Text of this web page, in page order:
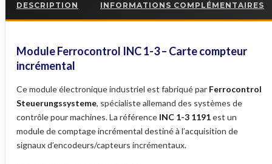
DESCRIPTION INFORMATIONS COMPLÉMENTAIRES
Module Ferrocontrol INC 1-3 – Carte compteur
incrémental
Ce module électronique industriel est fabriqué par Ferrocontrol
Steuerungssysteme, spécialiste allemand des systèmes de
contrôle pour machines. La référence INC 1-3 1191est un
module de comptage incrémental destiné à l’acquisition de
signaux d’encodeurs/capteurs incrémentaux.